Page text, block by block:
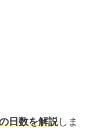
日数を解説しま